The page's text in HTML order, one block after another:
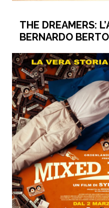
THE DREAMERS:
BERNARDO